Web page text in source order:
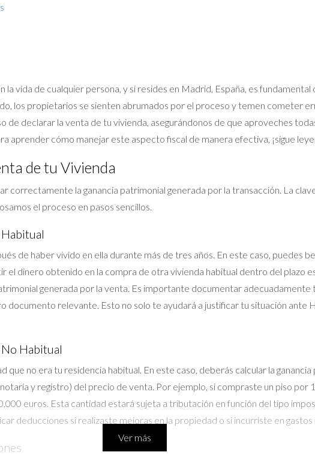
la vida de cualquier persona, y si resides en Madrid, España, es
los propietarios se sienten abrumados por el proceso y temen cometer
de declarar la venta de tu vivienda, asegurándonos de que aproveches
aprender cómo manejar este aspecto fiscal de manera efectiva, ¡sigue
de tu Vivienda
correctamente la ganancia patrimonial generada por la transacción. La
el proceso en pasos sencillos.
de haber vivido en ella durante más de tres años. En este caso, puedes
el dinero obtenido en la compra de otra vivienda habitual dentro del plazo
generada por la venta. Es importante documentar adecuadamente
relevante. Esto no solo te ayudará a justificar tu situación ante
Habitual
que no era tu residencia habitual. En este caso, deberás calcular la
y registro) del precio de venta. Por ejemplo, si compraste un piso por
euros. Esta cantidad estará sujeta a tributación en función del tipo
deducciones si realizaste mejoras en la propiedad o si incurriste en gastos
Ver más